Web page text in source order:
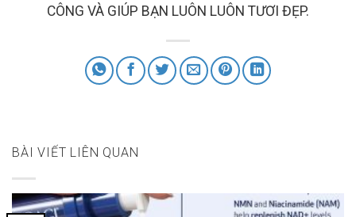
CÔNG VÀ GIÚP BẠN LUÔN LUÔN TƯƠI ĐẸP.
BÀI VIẾT LIÊN QUAN